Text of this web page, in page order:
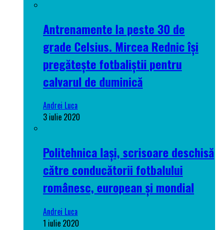
Antrenamente la peste 30 de
grade Celsius. Mircea Rednic își
pregătește fotbaliștii pentru
calvarul de duminică
Andrei Luca
3 iulie 2020
Politehnica Iași, scrisoare deschisă
către conducătorii fotbalului
românesc, european și mondial
Andrei Luca
1 iulie 2020